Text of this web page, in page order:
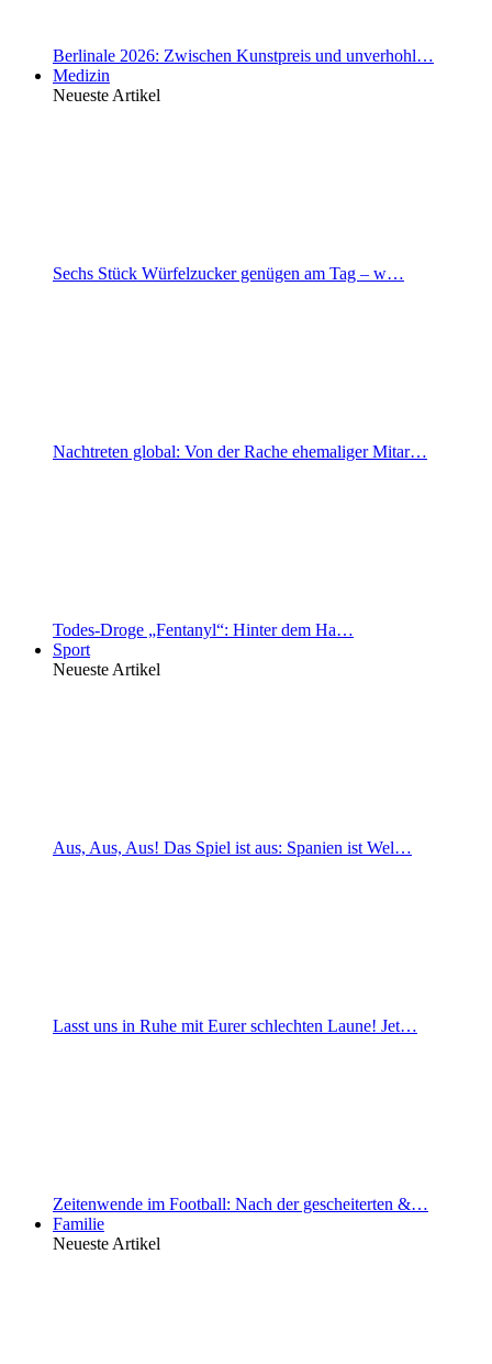
Berlinale 2026: Zwischen Kunstpreis und unverhohl…
Medizin
Neueste Artikel
Sechs Stück Würfelzucker genügen am Tag – w…
Nachtreten global: Von der Rache ehemaliger Mitar…
Todes-Droge „Fentanyl“: Hinter dem Ha…
Sport
Neueste Artikel
Aus, Aus, Aus! Das Spiel ist aus: Spanien ist Wel…
Lasst uns in Ruhe mit Eurer schlechten Laune! Jet…
Zeitenwende im Football: Nach der gescheiterten &…
Familie
Neueste Artikel